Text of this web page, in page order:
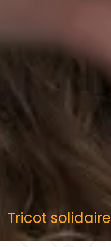
Tricot solidaire